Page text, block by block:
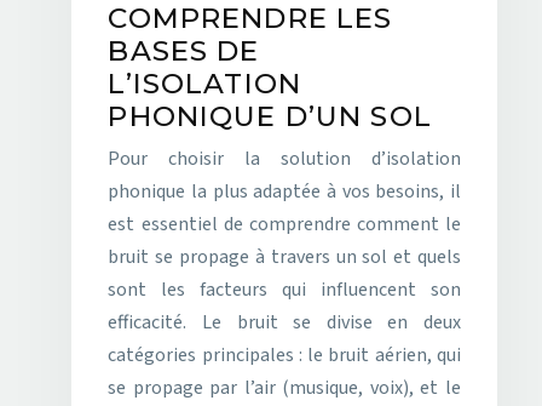
COMPRENDRE LES
BASES DE
L’ISOLATION
PHONIQUE D’UN SOL
Pour choisir la solution d’isolation
phonique la plus adaptée à vos besoins, il
est essentiel de comprendre comment le
bruit se propage à travers un sol et quels
sont les facteurs qui influencent son
efficacité. Le bruit se divise en deux
catégories principales : le bruit aérien, qui
se propage par l’air (musique, voix), et le